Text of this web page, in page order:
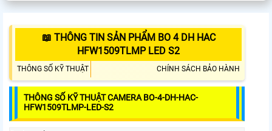
📖 THÔNG TIN SẢN PHẨM BO 4 DH HAC
HFW1509TLMP LED S2
THÔNG SỐ KỸ THUẬT CHÍNH SÁCH BẢO HÀNH
THÔNG SỐ KỸ THUẬT CAMERA BO-4-DH-HAC-
HFW1509TLMP-LED-S2